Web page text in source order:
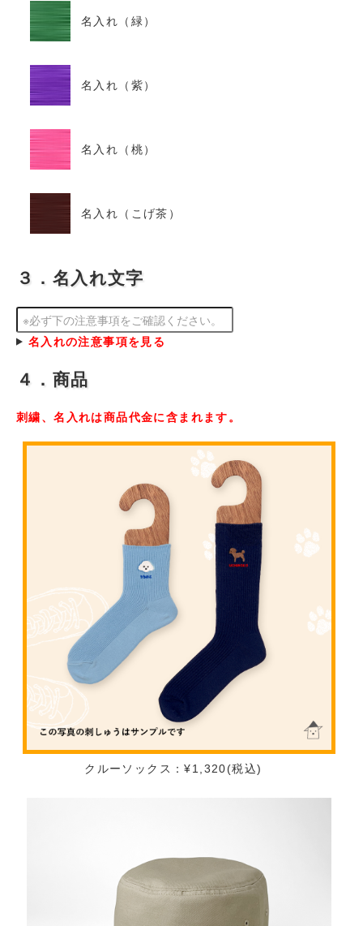
名入れ（緑）
名入れ（紫）
名入れ（桃）
名入れ（こげ茶）
３．名入れ文字
名入れの注意事項を見る
４．商品
刺繍、名入れは商品代金に含まれます。
クルーソックス：¥1,320(税込)